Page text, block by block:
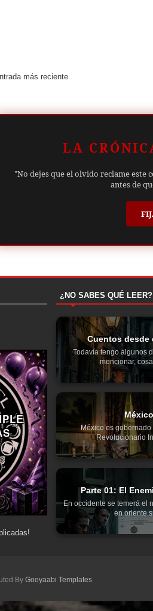
más reciente
LA
"No dejes que el olvido reclame
antes de
¿NO SABES QUÉ LEER?
Cuentos desde
Todavía tengo algunos
mencionar,
México
México es
Revolucionario
Parte 01: El
En occidente se temerá el
en oriente
By Gooyaabi Templates